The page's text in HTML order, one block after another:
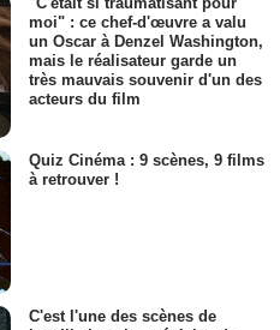
moi" : ce chef-d'œuvre a valu
un Oscar à Denzel Washington,
mais le réalisateur garde un
très mauvais souvenir d'un des
acteurs du film
Quiz Cinéma : 9 scènes, 9 films
à retrouver !
C'est l'une des scènes de